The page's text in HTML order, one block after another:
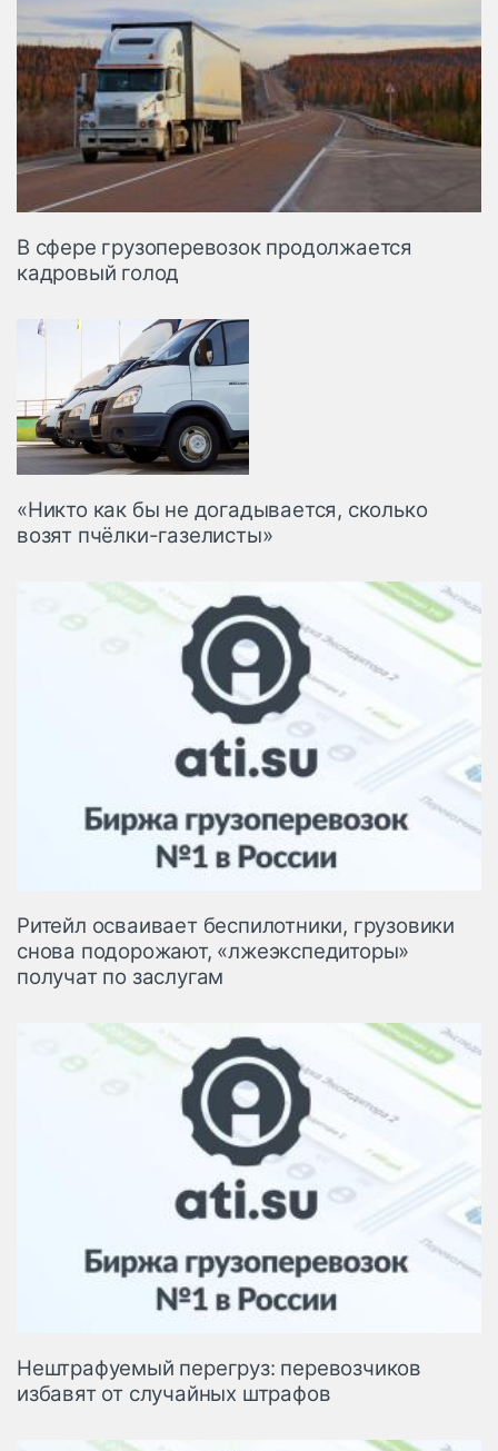
В сфере грузоперевозок продолжается
кадровый голод
«Никто как бы не догадывается, сколько
возят пчёлки-газелисты»
Ритейл осваивает беспилотники, грузовики
снова подорожают, «лжеэкспедиторы»
получат по заслугам
Нештрафуемый перегруз: перевозчиков
избавят от случайных штрафов